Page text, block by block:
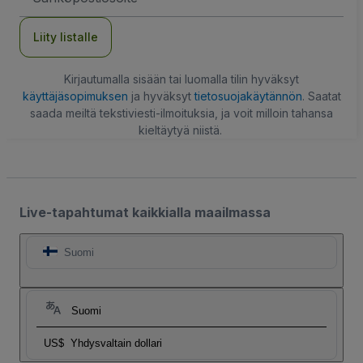
Liity listalle
Kirjautumalla sisään tai luomalla tilin hyväksyt
käyttäjäsopimuksen ja hyväksyttietosuojakäytännön. Saatat
saada meiltä tekstiviesti-ilmoituksia, ja voit milloin tahansa
kieltäytyä niistä.
Live-tapahtumat kaikkialla maailmassa
Suomi
Suomi
US$ Yhdysvaltain dollari